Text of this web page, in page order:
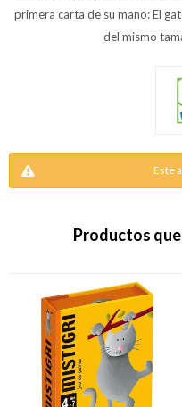
primera carta de su mano: El
del mismo
Este
Productos